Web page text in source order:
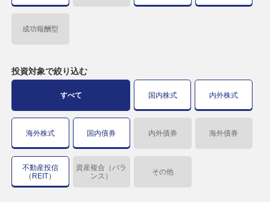
成功報酬型
投資対象で絞り込む
すべて 国内株式 内外株式
海外株式 国内債券 内外債券 海外債券
不動産投信
（REIT）
資産複合（バラ
ンス）
その他